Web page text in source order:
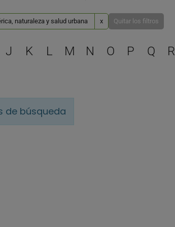
naturaleza y salud urbana x Quitar los filtros
Selecciona una letra
J K L M N O P Q R
de búsqueda